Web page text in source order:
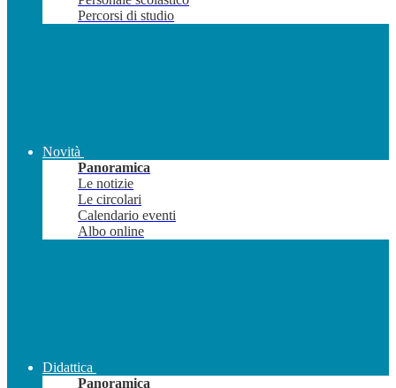
Percorsi di studio
Novità
Panoramica
Le notizie
Le circolari
Calendario eventi
Albo online
Didattica
Panoramica